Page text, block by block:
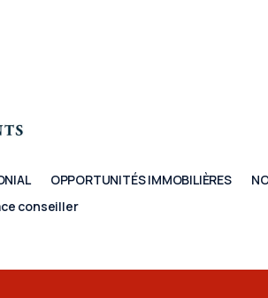
OPPORTUNITÉS IMMOBILIÈRES
conseiller